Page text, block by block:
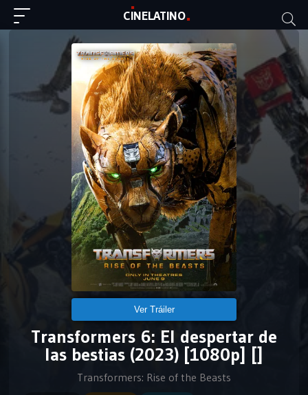
CINELATINO
Ver Tráiler
Transformers 6: El despertar de
las bestias (2023) [1080p] []
Transformers: Rise of the Beasts